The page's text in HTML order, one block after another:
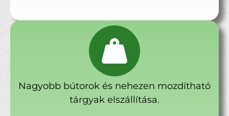
Nagyobb bútorok és nehezen mozdítható
tárgyak elszállítása.